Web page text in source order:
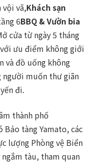
vã,Khách sạn
6BBQ & Vườn bia
cửa từ ngày 5 tháng
ưu điểm không giới
và đồ uống không
muốn thư giãn
đi.
thành phố
tàng Yamato, các
lượng Phòng vệ Biển
ngắm tàu, tham quan